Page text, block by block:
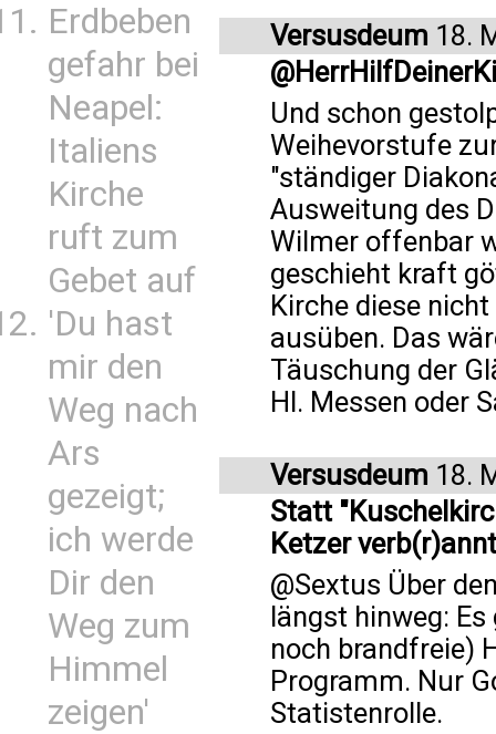
Erdbeben
gefahr bei
Neapel:
Italiens
Kirche
ruft zum
Gebet auf
'Du hast
mir den
Weg nach
Ars
gezeigt;
ich werde
Dir den
Weg zum
Himmel
zeigen'
Versusdeum 18.
Und schon
Weihevorstufe
"ständiger
Ausweitung des
Wilmer offenbar
geschieht kraft
Kirche diese
ausüben. Das
Täuschung der
Hl. Messen oder
Versusdeum 18.
Statt
Ketzer verb(r)annt
@Sextus Über
längst hinweg:
noch brandfreie)
Programm. Nur
Statistenrolle.